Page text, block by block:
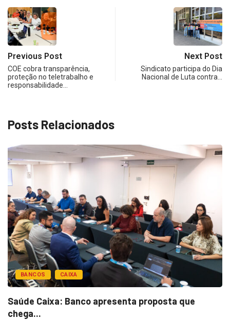
Previous Post
COE cobra transparência,
proteção no teletrabalho e
responsabilidade…
Next Post
Sindicato participa do Dia
Nacional de Luta contra…
Posts Relacionados
BANCOS CAIXA
Saúde Caixa: Banco apresenta proposta que
chega...